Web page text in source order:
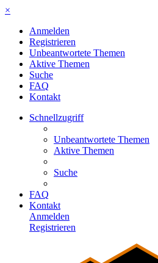
×
Anmelden
Registrieren
Unbeantwortete Themen
Aktive Themen
Suche
FAQ
Kontakt
Schnellzugriff
Unbeantwortete Themen
Aktive Themen
Suche
FAQ
Kontakt
Anmelden
Registrieren